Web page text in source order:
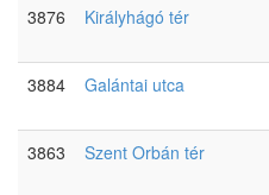
3876
Királyhágó tér
3884
Galántai utca
3863
Szent Orbán tér